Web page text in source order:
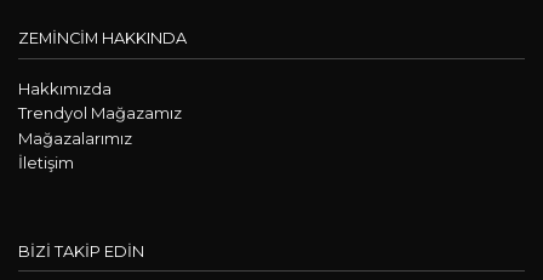
ZEMİNCİM HAKKINDA
Hakkımızda
Trendyol Mağazamız
Mağazalarımız
İletişim
BİZİ TAKİP EDİN